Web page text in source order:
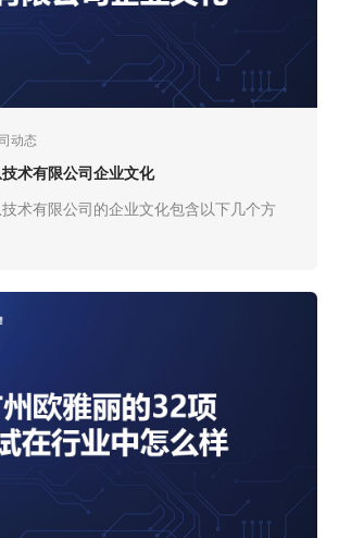
动态
术有限公司企业文化
术有限公司的企业文化包含以下几个方